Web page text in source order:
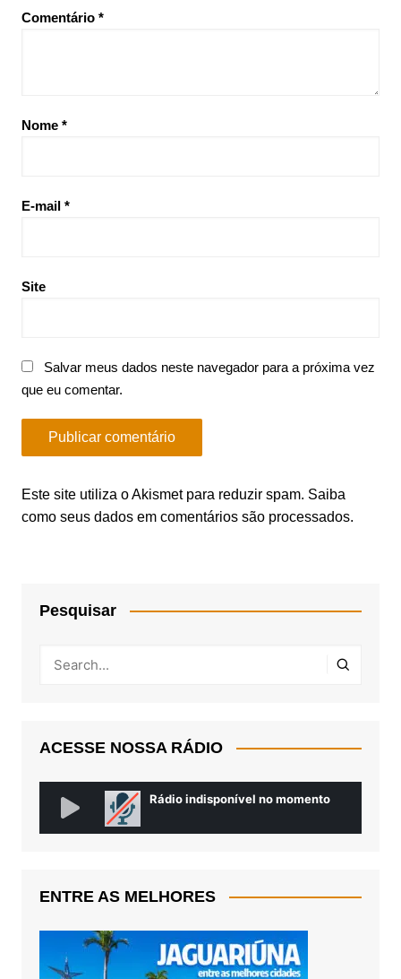
Comentário *
Nome *
E-mail *
Site
Salvar meus dados neste navegador para a próxima vez
que eu comentar.
Este site utiliza o Akismet para reduzir spam. Saiba
como seus dados em comentários são processados.
Pesquisar
ACESSE NOSSA RÁDIO
ENTRE AS MELHORES